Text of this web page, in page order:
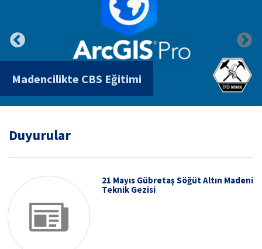
Madencilikte CBS Eğitimi
Duyurular
21 Mayıs Gübretaş Söğüt Altın Madeni
Teknik Gezisi